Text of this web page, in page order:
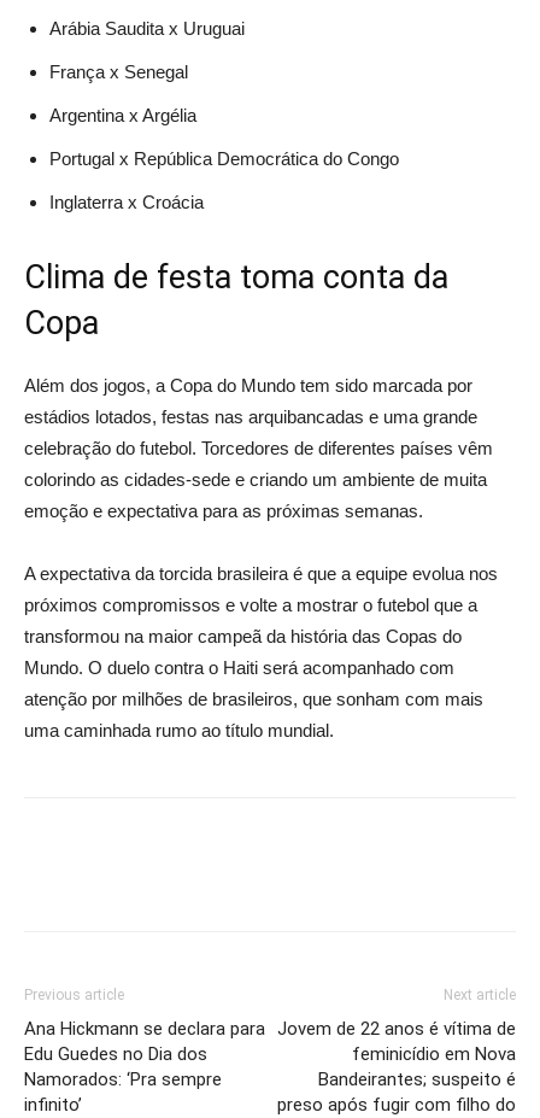
Arábia Saudita x Uruguai
França x Senegal
Argentina x Argélia
Portugal x República Democrática do Congo
Inglaterra x Croácia
Clima de festa toma conta da
Copa
Além dos jogos, a Copa do Mundo tem sido marcada por
estádios lotados, festas nas arquibancadas e uma grande
celebração do futebol. Torcedores de diferentes países vêm
colorindo as cidades-sede e criando um ambiente de muita
emoção e expectativa para as próximas semanas.
A expectativa da torcida brasileira é que a equipe evolua nos
próximos compromissos e volte a mostrar o futebol que a
transformou na maior campeã da história das Copas do
Mundo. O duelo contra o Haiti será acompanhado com
atenção por milhões de brasileiros, que sonham com mais
uma caminhada rumo ao título mundial.
Previous article
Ana Hickmann se declara para
Edu Guedes no Dia dos
Namorados: ‘Pra sempre
infinito’
Next article
Jovem de 22 anos é vítima de
feminicídio em Nova
Bandeirantes; suspeito é
preso após fugir com filho do